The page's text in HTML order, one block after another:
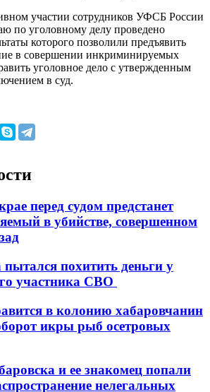
участии сотрудников УФСБ России
по уголовному делу проведено
которого позволили предъявить
в совершении инкриминируемых
уголовное дело с утвержденным
в суд.
перед судом предстанет
в убийстве, совершенном
похитить деньги у
участника СВО
в колонию хабаровчанин
икры рыб осетровых
и ее знакомец попали
нелегальных